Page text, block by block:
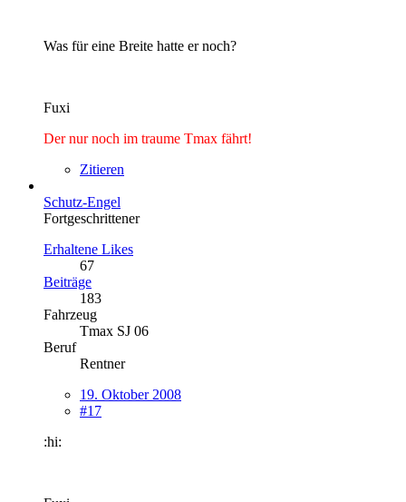
Was für eine Breite hatte er noch?
Fuxi
Der nur noch im traume Tmax fährt!
Zitieren
Schutz-Engel
Fortgeschrittener
Erhaltene Likes
67
Beiträge
183
Fahrzeug
Tmax SJ 06
Beruf
Rentner
19. Oktober 2008
#17
:hi: